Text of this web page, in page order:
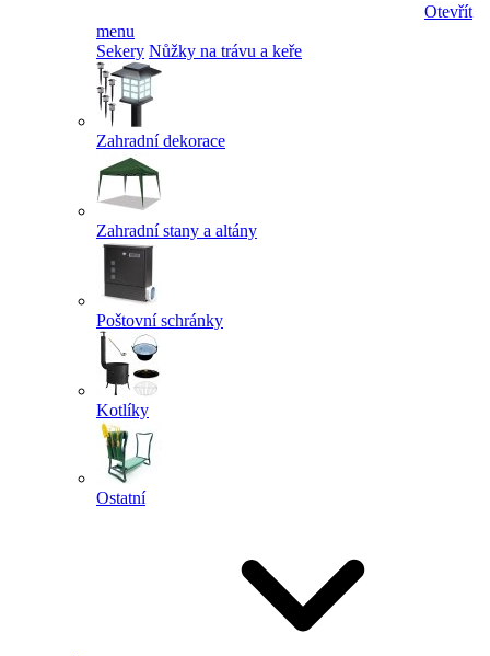
Otevřít
menu
Sekery Nůžky na trávu a keře
Zahradní dekorace
Zahradní stany a altány
Poštovní schránky
Kotlíky
Ostatní